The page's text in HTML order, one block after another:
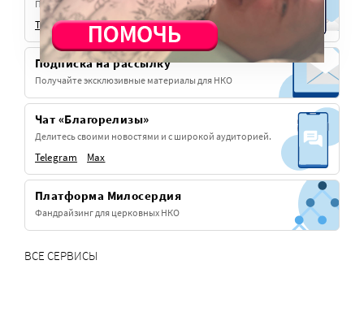
Подписывайтесь на наш телеграм-канал
Telegram Max VK
Подписка на рассылку
Получайте эксклюзивные материалы для НКО
Чат «Благорелизы»
Делитесь своими новостями и с широкой аудиторией.
Telegram Max
Платформа Милосердия
Фандрайзинг для церковных НКО
ВСЕ СЕРВИСЫ